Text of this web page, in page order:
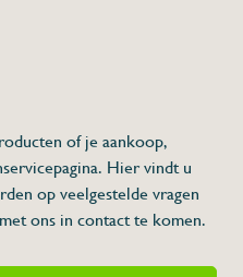
of je aankoop,
Hier vindt u
op veelgestelde vragen
ons in contact te komen.